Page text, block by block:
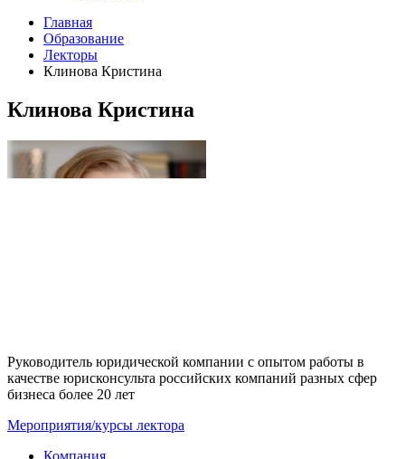
Главная
Образование
Лекторы
Клинова Кристина
Клинова Кристина
Руководитель юридической компании с опытом работы в
качестве юрисконсульта российских компаний разных сфер
бизнеса более 20 лет
Мероприятия/курсы лектора
Компания